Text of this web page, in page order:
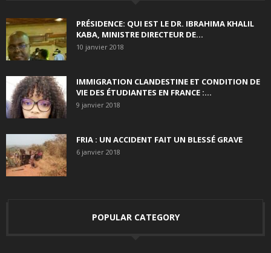
PRÉSIDENCE: QUI EST LE DR. IBRAHIMA KHALIL
KABA, MINISTRE DIRECTEUR DE...
10 janvier 2018
IMMIGRATION CLANDESTINE ET CONDITION DE
VIE DES ÉTUDIANTES EN FRANCE :...
9 janvier 2018
FRIA : UN ACCIDENT FAIT UN BLESSÉ GRAVE
6 janvier 2018
POPULAR CATEGORY